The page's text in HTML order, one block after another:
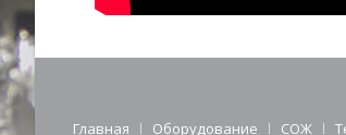
Главная Оборудование СОЖ